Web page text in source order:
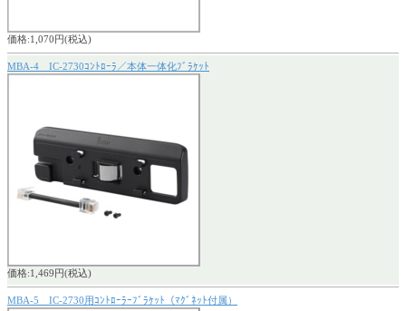
価格:1,070円(税込)
MBA-4 IC-2730ｺﾝﾄﾛｰﾗ／本体一体化ﾌﾞﾗｹｯﾄ
価格:1,469円(税込)
MBA-5 IC-2730用ｺﾝﾄﾛｰﾗｰﾌﾞﾗｹｯﾄ（ﾏｸﾞﾈｯﾄ付属）